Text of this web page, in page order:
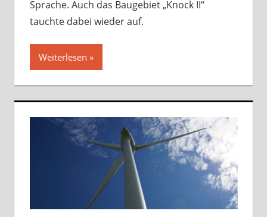
Sprache. Auch das Baugebiet „Knock II“
tauchte dabei wieder auf.
Weiterlesen